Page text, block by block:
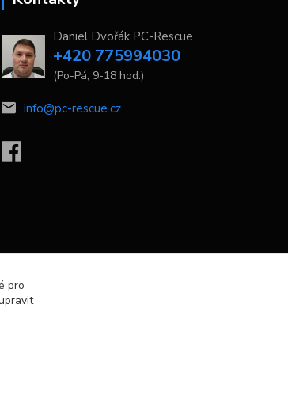
Daniel Dvořák PC-Rescue
+420 775994030
(Po-Pá, 9-18 hod.)
info@pc-rescue.cz
pro